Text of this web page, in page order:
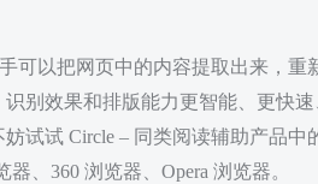
可以把网页中的内容提取出来，
识别效果和排版能力更智能、更快
试试 Circle – 同类阅读辅助产品中
器、360 浏览器、Opera 浏览器。